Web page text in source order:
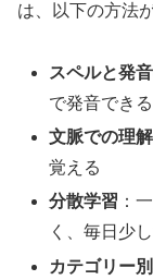
は、以下の方法
スペルと発
で発音でき
文脈での理解
覚える
分散学習 ：
く、毎日少
カテゴリー